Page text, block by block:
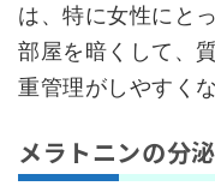
は、特に女性にと
部屋を暗くして、
重管理がしやすく
メラトニンの分